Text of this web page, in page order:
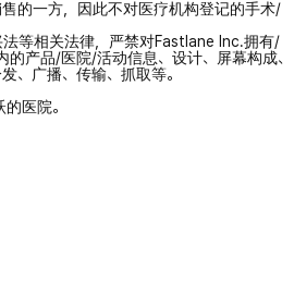
的一方，因此不对医疗机构登记的手术/
等相关法律，严禁对Fastlane Inc.拥有/
产品/医院/活动信息、设计、屏幕构成、
、广播、传输、抓取等。
医院。